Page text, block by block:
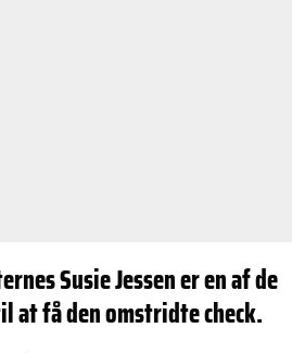
Susie Jessen er en af de
at få den omstridte check.